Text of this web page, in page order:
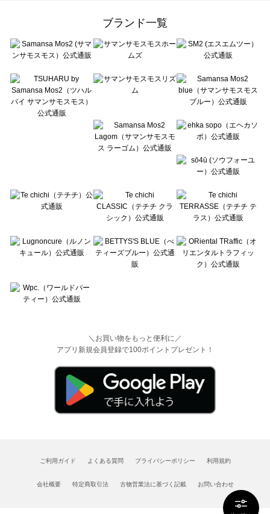
sō4ū（ソウフォーユー）のボトムス一覧
Te chichi（テチチ）のボトムス一覧
Te chichi CLASSIC（テチチ クラシック）のボトムス一覧
Lugnoncure（ルノンキュール）のボトムス一覧
BETTY'S BLUE（べティーズブルー）のボトムス一覧
Wpc.（ワールドパーティー）のボトムス一覧
ブランド一覧
＼お買い物をもっと便利に／
アプリ新規会員登録で100ポイントプレゼント！
ご利用ガイド よくある質問 プライバシーポリシー 利用規約
会社概要 特定商取引法 古物営業法に基づく記載 お問い合わせ